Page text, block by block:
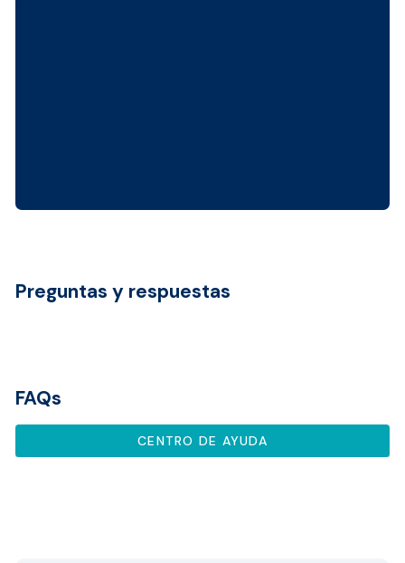
Preguntas y respuestas
FAQs
CENTRO DE AYUDA